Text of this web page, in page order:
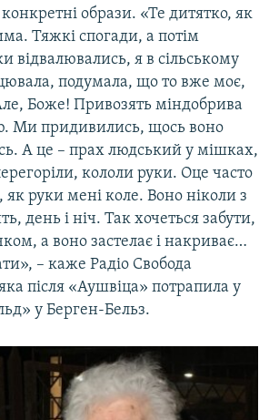
образи. «Те дитятко, як
Тяжкі спогади, а потім
відвалювались, я в сільському
подумала, що то вже моє,
Боже! Привозять міндобрива
Ми придивились, щось воно
А це – прах людський у мішках,
кололи руки. Оце часто
як руки мені коле. Воно ніколи з
день і ніч. Так хочеться забути,
а воно застелає і накриває…
– каже Радіо Свобода
після «Аушвіца» потрапила у
у Берген-Бельз.